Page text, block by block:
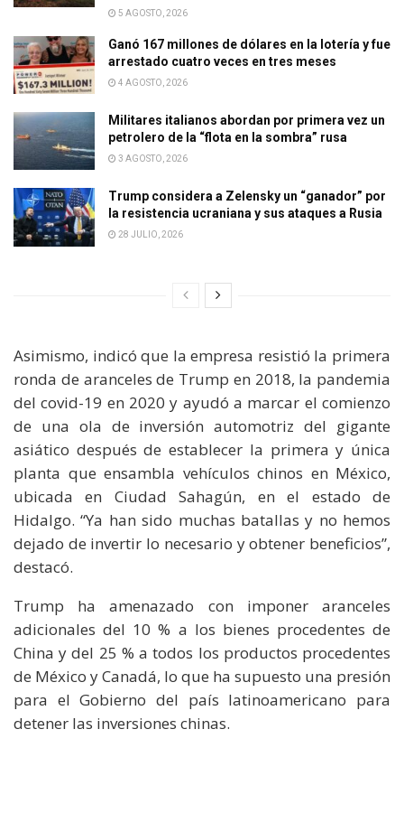
5 AGOSTO, 2026
Ganó 167 millones de dólares en la lotería y fue
arrestado cuatro veces en tres meses
4 AGOSTO, 2026
Militares italianos abordan por primera vez un
petrolero de la “flota en la sombra” rusa
3 AGOSTO, 2026
Trump considera a Zelensky un “ganador” por
la resistencia ucraniana y sus ataques a Rusia
28 JULIO, 2026
Asimismo, indicó que la empresa resistió la primera
ronda de aranceles de Trump en 2018, la pandemia
del covid-19 en 2020 y ayudó a marcar el comienzo
de una ola de inversión automotriz del gigante
asiático después de establecer la primera y única
planta que ensambla vehículos chinos en México,
ubicada en Ciudad Sahagún, en el estado de
Hidalgo. “Ya han sido muchas batallas y no hemos
dejado de invertir lo necesario y obtener beneficios”,
destacó.
Trump ha amenazado con imponer aranceles
adicionales del 10 % a los bienes procedentes de
China y del 25 % a todos los productos procedentes
de México y Canadá, lo que ha supuesto una presión
para el Gobierno del país latinoamericano para
detener las inversiones chinas.